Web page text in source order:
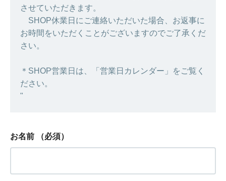
させていただきます。
SHOP休業日にご連絡いただいた場合、お返事に
お時間をいただくことがございますのでご了承くだ
さい。
＊SHOP営業日は、「営業日カレンダー」をご覧く
ださい。
"
お名前 （必須）